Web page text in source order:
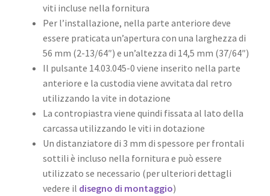
viti incluse nella fornitura
Per l’installazione, nella parte anteriore deve
essere praticata un’apertura con una larghezza di
56 mm (2-13/64″) e un’altezza di 14,5 mm (37/64″)
Il pulsante 14.03.045-0 viene inserito nella parte
anteriore e la custodia viene avvitata dal retro
utilizzando la vite in dotazione
La contropiastra viene quindi fissata al lato della
carcassa utilizzando le viti in dotazione
Un distanziatore di 3 mm di spessore per frontali
sottili è incluso nella fornitura e può essere
utilizzato se necessario (per ulteriori dettagli
vedere il disegno di montaggio)